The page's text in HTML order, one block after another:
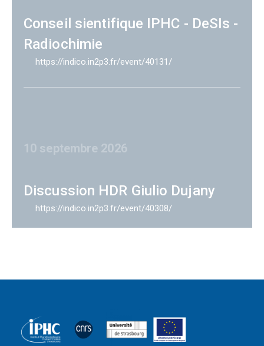
Conseil sientifique IPHC - DeSIs -
Radiochimie
https://indico.in2p3.fr/event/40131/
10 septembre 2026
Discussion HDR Giulio Dujany
https://indico.in2p3.fr/event/40308/